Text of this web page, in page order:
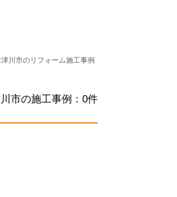
川市のリフォーム施工事例
市の施工事例： 0件